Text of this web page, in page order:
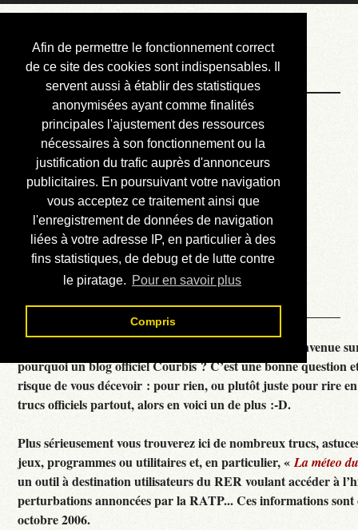
Afin de permettre le fonctionnement correct
de ce site des cookies sont indispensables. Il
servent aussi à établir des statistiques
anonymisées ayant comme finalités
principales l'ajustement des ressources
nécessaires à son fonctionnement ou la
justification du trafic auprès d'annonceurs
publicitaires. En poursuivant votre navigation
vous acceptez ce traitement ainsi que
l'enregistrement de données de navigation
liées à votre adresse IP, en particulier à des
fins statistiques, de debug et de lutte contre
le piratage. Pour en savoir plus
Compris
Courbis, « LE »
Blog Officiel
Bienvenue
Réalisations
Divers (et d’été)
Annonces
Liens externes
Téléchargement
Contact
Courbis, « LE » Blog Officiel - je vous souhaite la bienvenue
pourquoi un blog officiel Courbis ? C’est une bonne question
risque de vous décevoir : pour rien, ou plutôt juste pour rire
trucs officiels partout, alors en voici un de plus :-D.
Plus sérieusement vous trouverez ici de nombreux trucs,
jeux, programmes ou utilitaires et, en particulier, «La méteo
un outil à destination utilisateurs du RER voulant accéder à
perturbations annoncées par la RATP... Ces informations sont
octobre 2006.